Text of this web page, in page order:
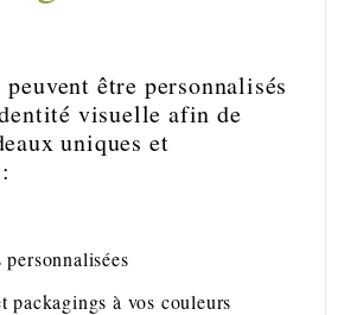
être personnalisés
visuelle afin de
uniques et
packagings à vos couleurs